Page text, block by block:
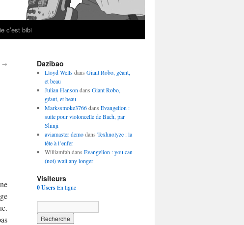
c’est bibi
→ Dazibao
Lloyd Wellsdans Giant Robo, géant,
et beau
Julian Hanson dans Giant Robo,
géant, et beau
Markssmoke3766dans Evangelion :
suite pour violoncelle de Bach, par
Shinji
aviamaster demodans Texhnolyze : la
tête à l’enfer
Williamfah dans Evangelion : you can
(not) wait any longer
Visiteurs
0 UsersEn ligne